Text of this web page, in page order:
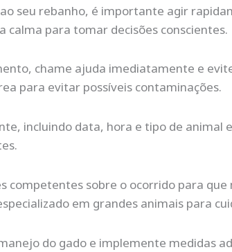
seu rebanho, é importante agir
para tomar decisões conscientes.
chame ajuda imediatamente e
para evitar possíveis contaminações.
incluindo data, hora e tipo de
sobre o ocorrido para
em grandes animais para
do gado e implemente medidas